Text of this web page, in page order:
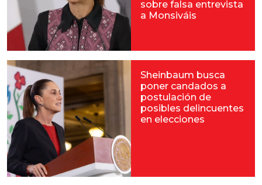
sobre falsa entrevista
a Monsiváis
Sheinbaum busca
poner candados a
postulación de
posibles delincuentes
en elecciones